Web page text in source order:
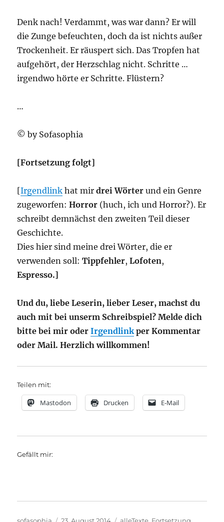
Denk nach! Verdammt, was war dann? Er will
die Zunge befeuchten, doch da ist nichts außer
Trockenheit. Er räuspert sich. Das Tropfen hat
aufgehört, der Herzschlag nicht. Schritte …
irgendwo hörte er Schritte. Flüstern?
…
© by Sofasophia
[Fortsetzung folgt]
[Irgendlink hat mirdrei Wörter und ein Genre
zugeworfen:Horror (huch, ich und Horror?). Er
schreibt demnächst den zweiten Teil dieser
Geschichte.
Dies hier sind meine drei Wörter, die er
verwenden soll:Tippfehler,Lofoten,
Espresso.]
Und du, liebe Leserin, lieber Leser, machst du
auch mit bei unserm Schreibspiel? Melde dich
bitte bei mir oderIrgendlinkper Kommentar
oder Mail. Herzlich willkommen!
Teilen mit:
Mastodon Drucken E-Mail
Gefällt mir:
Autor Veröffentlicht Kategorien